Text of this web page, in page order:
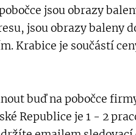
jsou obrazy
jsou obrazy baleny
Krabice je součástí
buď na pobočce
Republice je 1 - 2